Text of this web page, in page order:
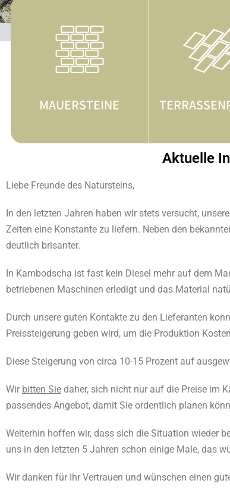
MAUERSTEINE
Aktuelle
Liebe Freunde des Natursteins,
In den letzten Jahren haben wir stets versucht,
Zeiten eine Konstante zu liefern. Neben den
deutlich brisanter.
In Kambodscha ist fast kein Diesel mehr auf dem
betriebenen Maschinen erledigt und das Material
Durch unsere guten Kontakte zu den Lieferanten
Preissteigerung geben wird, um die Produktion
Diese Steigerung von circa 10-15 Prozent auf
Wir bitten Sie daher, sich nicht nur auf die Preise im
passendes Angebot, damit Sie ordentlich planen
Weiterhin hoffen wir, dass sich die Situation wieder
uns in den letzten 5 Jahren schon einige Male, das
Wir danken für Ihr Vertrauen und wünschen einen